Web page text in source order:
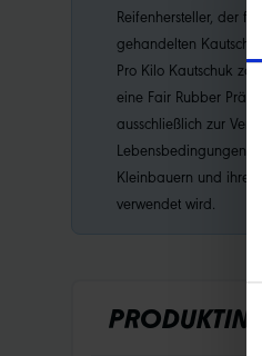
Reifenhersteller, der fair
gehandelten
Pro Kilo Kautschuk
eine Fair Rubber
ausschließlich zur
Lebensbedingungen der
Kleinbauern und ihrer
verwendet wird.